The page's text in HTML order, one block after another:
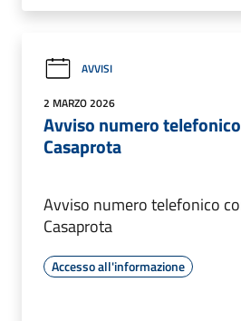
AVVISI
2 MARZO 2026
Avviso numero
Casaprota
Avviso numero telefonico
Casaprota
Accesso all'informazione